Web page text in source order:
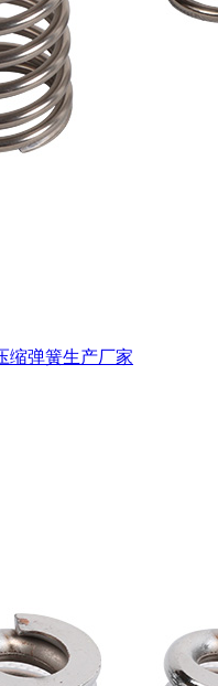
缩弹簧生产厂家